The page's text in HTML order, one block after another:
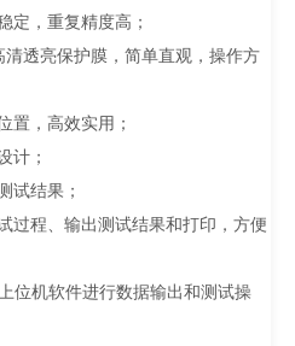
定，重复精度高；
透亮保护膜，简单直观，操作方
置，高效实用；
计；
试结果；
过程、输出测试结果和打印，方便
位机软件进行数据输出和测试操